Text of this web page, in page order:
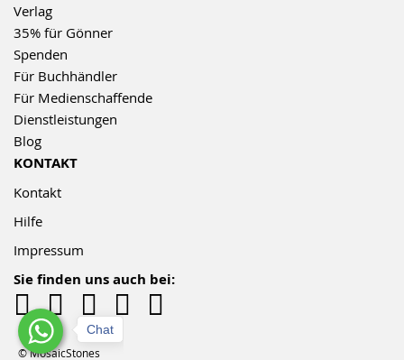
Verlag
35% für Gönner
Spenden
Für Buchhändler
Für Medienschaffende
Dienstleistungen
Blog
KONTAKT
Kontakt
Hilfe
Impressum
Sie finden uns auch bei:
© MosaicStones
Chat